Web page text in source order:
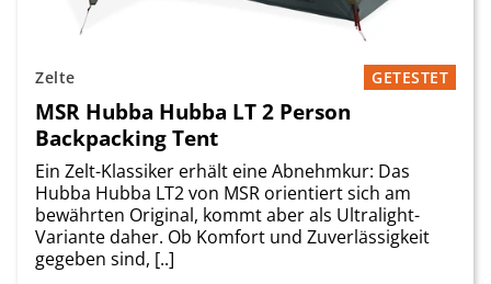
Zelte GETESTET
MSR Hubba Hubba LT 2 Person
Backpacking Tent
Ein Zelt-Klassiker erhält eine Abnehmkur: Das
Hubba Hubba LT2 von MSR orientiert sich am
bewährten Original, kommt aber als Ultralight-
Variante daher. Ob Komfort und Zuverlässigkeit
gegeben sind, [..]